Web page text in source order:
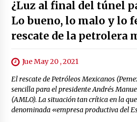
¿Luz al final del túnel
Lo bueno, lo malo y lo
rescate de la petrolera
Jue May 20 , 2021
El rescate de Petróleos Mexicanos
sencilla para el presidente Andrés
(AMLO). La situación tan crítica en la
denominada «empresa productiva del